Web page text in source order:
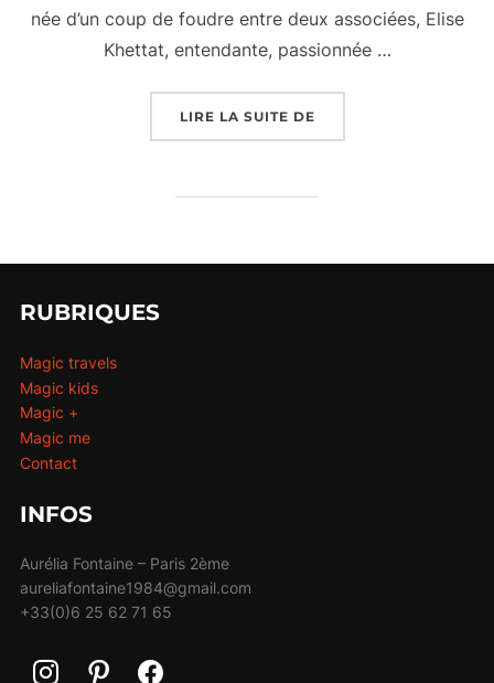
née d’un coup de foudre entre deux associées, Elise
Khettat, entendante, passionnée …
LIRE LA SUITE DE« ELISE KHETTAT ET
RUBRIQUES
Magic travels
Magic kids
Magic +
Magic me
Contact
INFOS
Aurélia Fontaine – Paris 2ème
aureliafontaine1984@gmail.com
+33(0)6 25 62 71 65